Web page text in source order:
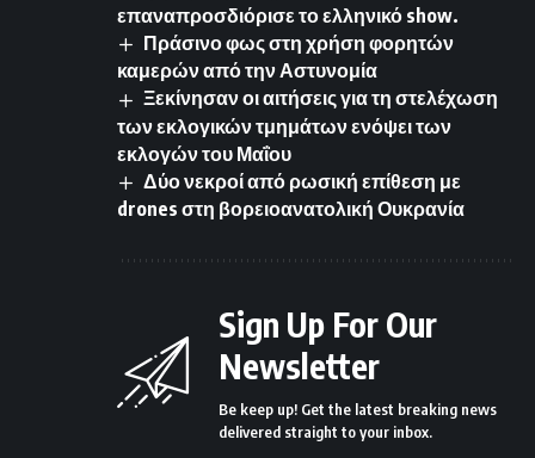
επαναπροσδιόρισε το ελληνικό show.
Πράσινο φως στη χρήση φορητών
καμερών από την Αστυνομία
Ξεκίνησαν οι αιτήσεις για τη στελέχωση
των εκλογικών τμημάτων ενόψει των
εκλογών του Μαΐου
Δύο νεκροί από ρωσική επίθεση με
drones στη βορειοανατολική Ουκρανία
Sign Up For Our
Newsletter
Be keep up! Get the latest breaking news
delivered straight to your inbox.